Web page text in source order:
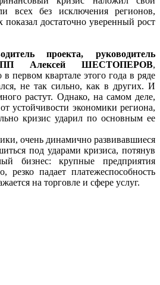
всех без исключения регионов,
достаточно уверенный рост
проекта, руководитель
Алексей ШЕСТОПЕРОВ,
первом квартале этого года в ряде
не так сильно, как в других. И
растут. Однако, на самом деле,
устойчивости экономики региона,
кризис ударил по основным ее
очень динамично развивавшиеся
под ударами кризиса, потянув
бизнес: крупные предприятия
резко падает платежеспособность
на торговле и сфере услуг.